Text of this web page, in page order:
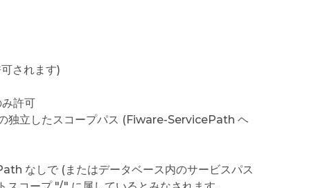
されます)
許可
独立したスコープパス (Fiware-ServicePath ヘ
なしで (またはデータベース内のサービスパス